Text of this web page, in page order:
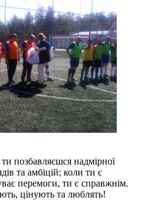
позбавляєшся надмірної
та амбіцій; коли ти є
перемоги, ти є справжнім.
цінують та люблять!